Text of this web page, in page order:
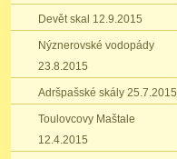
Devět skal 12.9.2015
Nýznerovské vodopády
23.8.2015
Adršpašské skály 25.7.2015
Toulovcovy Maštale
12.4.2015